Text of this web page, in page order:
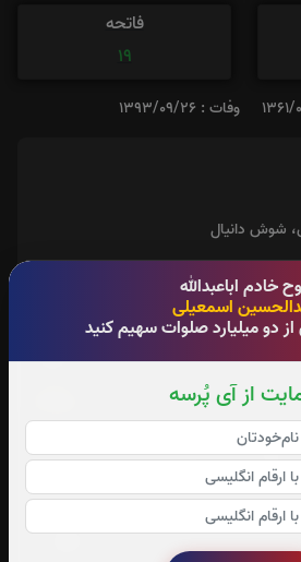
خادم اباعبدالله
اسمعیلی
دو میلیارد صلوات سهیم کنید
از آی پُرسه
فاتحه
19
وفات : 1393/09/26
شوش دانیال